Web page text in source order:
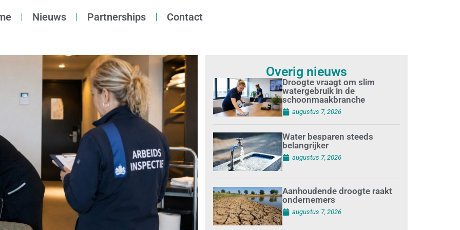
Nieuws Partnerships Contact
Overig nieuws
Droogte vraagt om slim
watergebruik in de
schoonmaakbranche
augustus 7, 2026
Water besparen steeds
belangrijker
augustus 7, 2026
Aanhoudende droogte raakt
ondernemers
augustus 7, 2026